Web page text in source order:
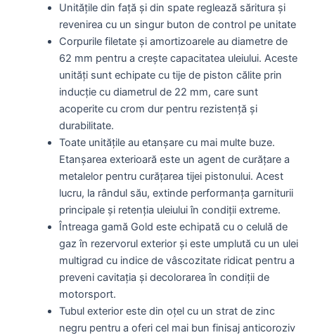
Unitățile din față și din spate reglează săritura și
revenirea cu un singur buton de control pe unitate
Corpurile filetate și amortizoarele au diametre de
62 mm pentru a crește capacitatea uleiului. Aceste
unități sunt echipate cu tije de piston călite prin
inducție cu diametrul de 22 mm, care sunt
acoperite cu crom dur pentru rezistență și
durabilitate.
Toate unitățile au etanșare cu mai multe buze.
Etanșarea exterioară este un agent de curățare a
metalelor pentru curățarea tijei pistonului. Acest
lucru, la rândul său, extinde performanța garniturii
principale și retenția uleiului în condiții extreme.
Întreaga gamă Gold este echipată cu o celulă de
gaz în rezervorul exterior și este umplută cu un ulei
multigrad cu indice de vâscozitate ridicat pentru a
preveni cavitația și decolorarea în condiții de
motorsport.
Tubul exterior este din oțel cu un strat de zinc
negru pentru a oferi cel mai bun finisaj anticoroziv